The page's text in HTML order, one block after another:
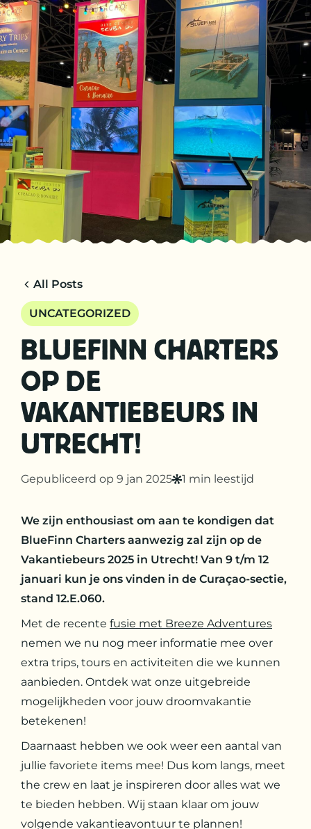
NL
TRIPS
CHARTERS
OVER ONS
TIPS
CONTACT
All Posts
UNCATEGORIZED
BLUEFINN CHARTERS
OP DE
VAKANTIEBEURS IN
UTRECHT!
Gepubliceerd op 9 jan 2025 1 min leestijd
We zijn enthousiast om aan te kondigen dat
BlueFinn Charters aanwezig zal zijn op de
Vakantiebeurs 2025 in Utrecht! Van 9 t/m 12
januari kun je ons vinden in de Curaçao-sectie,
stand 12.E.060.
Met de recente fusie met Breeze Adventures
nemen we nu nog meer informatie mee over
extra trips, tours en activiteiten die we kunnen
aanbieden. Ontdek wat onze uitgebreide
mogelijkheden voor jouw droomvakantie
betekenen!
Daarnaast hebben we ook weer een aantal van
jullie favoriete items mee! Dus kom langs, meet
the crew en laat je inspireren door alles wat we
te bieden hebben. Wij staan klaar om jouw
volgende vakantieavontuur te plannen!